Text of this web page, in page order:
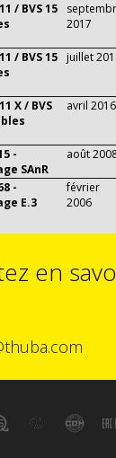
/ BVS 15
2017
/ BVS 15
juillet
X / BVS
avril 2016
-
SAnR
août
-
E.3
février
2006
en